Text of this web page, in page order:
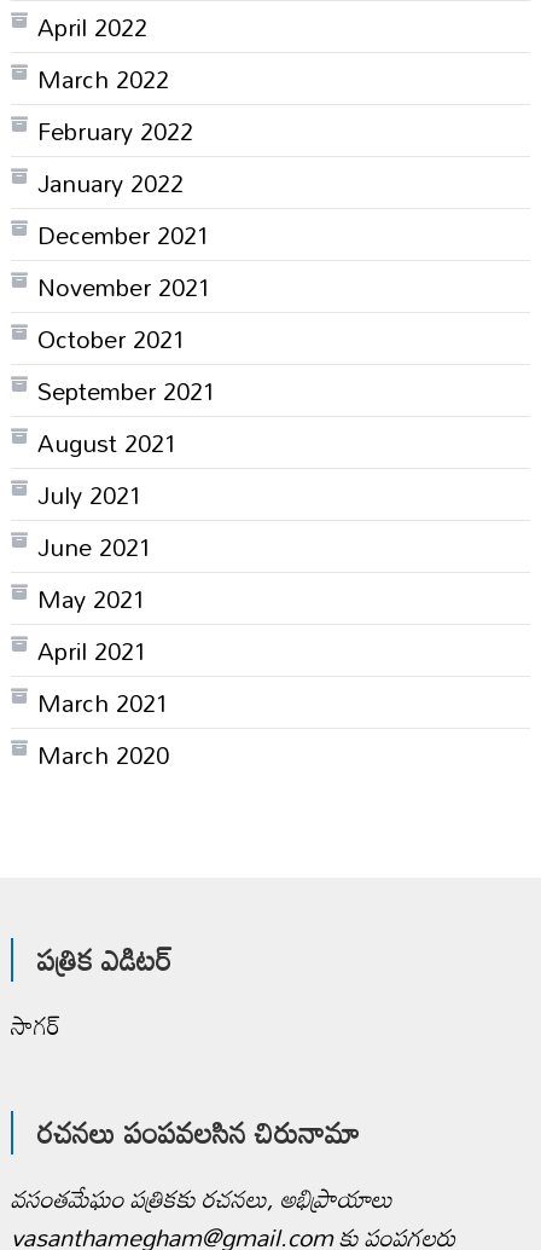
April 2022
March 2022
February 2022
January 2022
December 2021
November 2021
October 2021
September 2021
August 2021
July 2021
June 2021
May 2021
April 2021
March 2021
March 2020
పత్రిక ఎడిటర్
సాగర్
రచనలు పంపవలసిన చిరునామా
వసంతమేఘం పత్రికకు రచనలు, అభిప్రాయాలు
vasanthamegham@gmail.com కు పంపగలరు